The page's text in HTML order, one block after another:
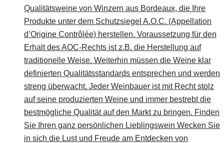
Qualitätsweine von Winzern aus Bordeaux, die Ihre
Produkte unter dem Schutzsiegel A.O.C. (Appellation
d’Origine Contrôlée) herstellen. Voraussetzung für den
Erhalt des AOC-Rechts ist z.B. die Herstellung auf
traditionelle Weise. Weiterhin müssen die Weine klar
definierten Qualitätsstandards entsprechen und werden
streng überwacht. Jeder Weinbauer ist mit Recht stolz
auf seine produzierten Weine und immer bestrebt die
bestmögliche Qualität auf den Markt zu bringen. Finden
Sie Ihren ganz persönlichen Lieblingswein Wecken Sie
in sich die Lust und Freude am Entdecken von